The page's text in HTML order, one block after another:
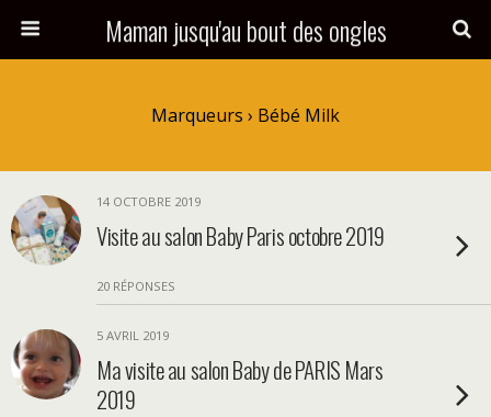
Maman jusqu'au bout des ongles
Marqueurs › Bébé Milk
14 OCTOBRE 2019
Visite au salon Baby Paris octobre 2019
20 RÉPONSES
5 AVRIL 2019
Ma visite au salon Baby de PARIS Mars
2019